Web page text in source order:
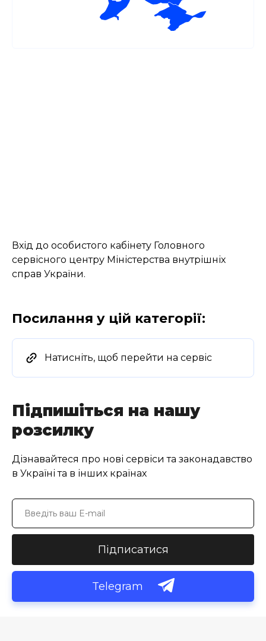
Вхід до особистого кабінету Головного
сервісного центру Міністерства внутрішніх
справ України.
Посилання у цій категорії:
Натисніть, щоб перейти на сервіс
Підпишіться на нашу
розсилку
Дізнавайтеся про нові сервіси та законадавство
в Україні та в інших країнах
Підписатися
Telegram